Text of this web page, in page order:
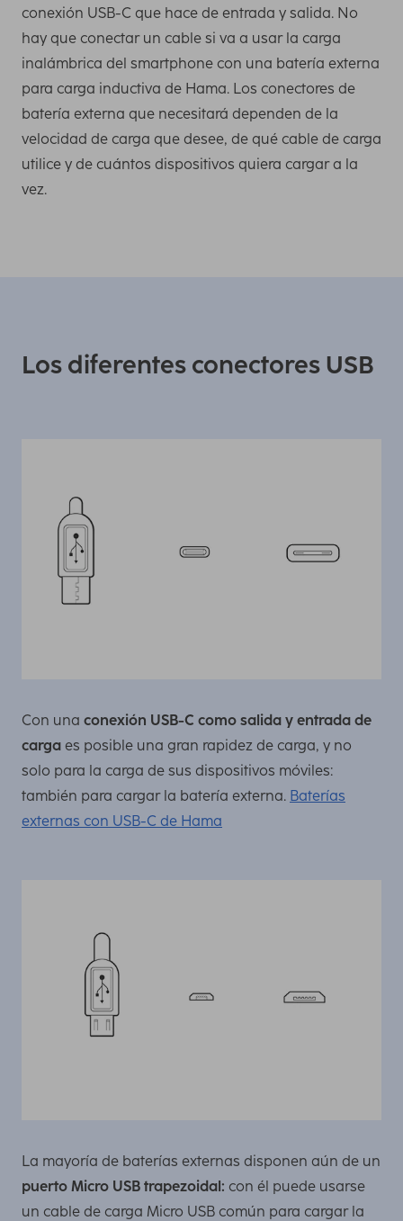
conexión USB-C que hace de entrada y salida. No
hay que conectar un cable si va a usar la carga
inalámbrica del smartphone con una batería externa
para carga inductiva de Hama. Los conectores de
batería externa que necesitará dependen de la
velocidad de carga que desee, de qué cable de carga
utilice y de cuántos dispositivos quiera cargar a la
vez.
Los diferentes conectores USB
Con una conexión USB-C como salida y entrada de
carga es posible una gran rapidez de carga, y no
solo para la carga de sus dispositivos móviles:
también para cargar la batería externa. Baterías
externas con USB-C de Hama
La mayoría de baterías externas disponen aún de un
puerto Micro USB trapezoidal: con él puede usarse
un cable de carga Micro USB común para cargar la